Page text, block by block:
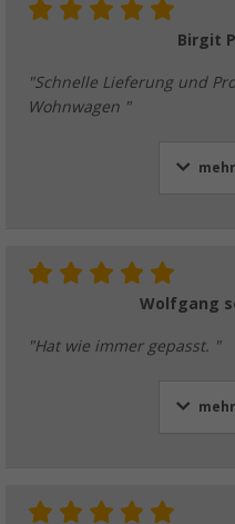
Birgit
"Schnelle Lieferung und
Wohnwagen "
Wolfgang
"Hat wie immer gepasst. "